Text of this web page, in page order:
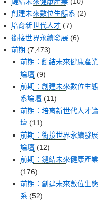
創建未來數位生態系 (2)
培育新世代人才 (7)
銜接世界永續發展 (6)
前期 (7,473)
前期：鏈結未來健康產業
論壇 (9)
前期：創建未來數位生態
系論壇 (11)
前期：培育新世代人才論
壇 (11)
前期：銜接世界永續發展
論壇 (12)
前期：鏈結未來健康產業
(176)
前期：創建未來數位生態
系 (52)